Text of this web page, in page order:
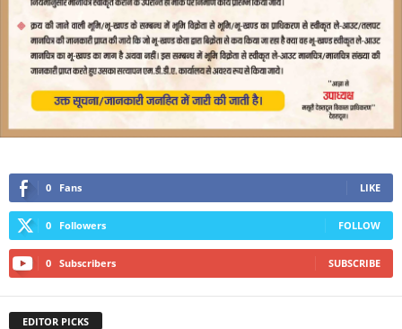
0 Fans LIKE
0 Followers FOLLOW
0 Subscribers SUBSCRIBE
EDITOR PICKS